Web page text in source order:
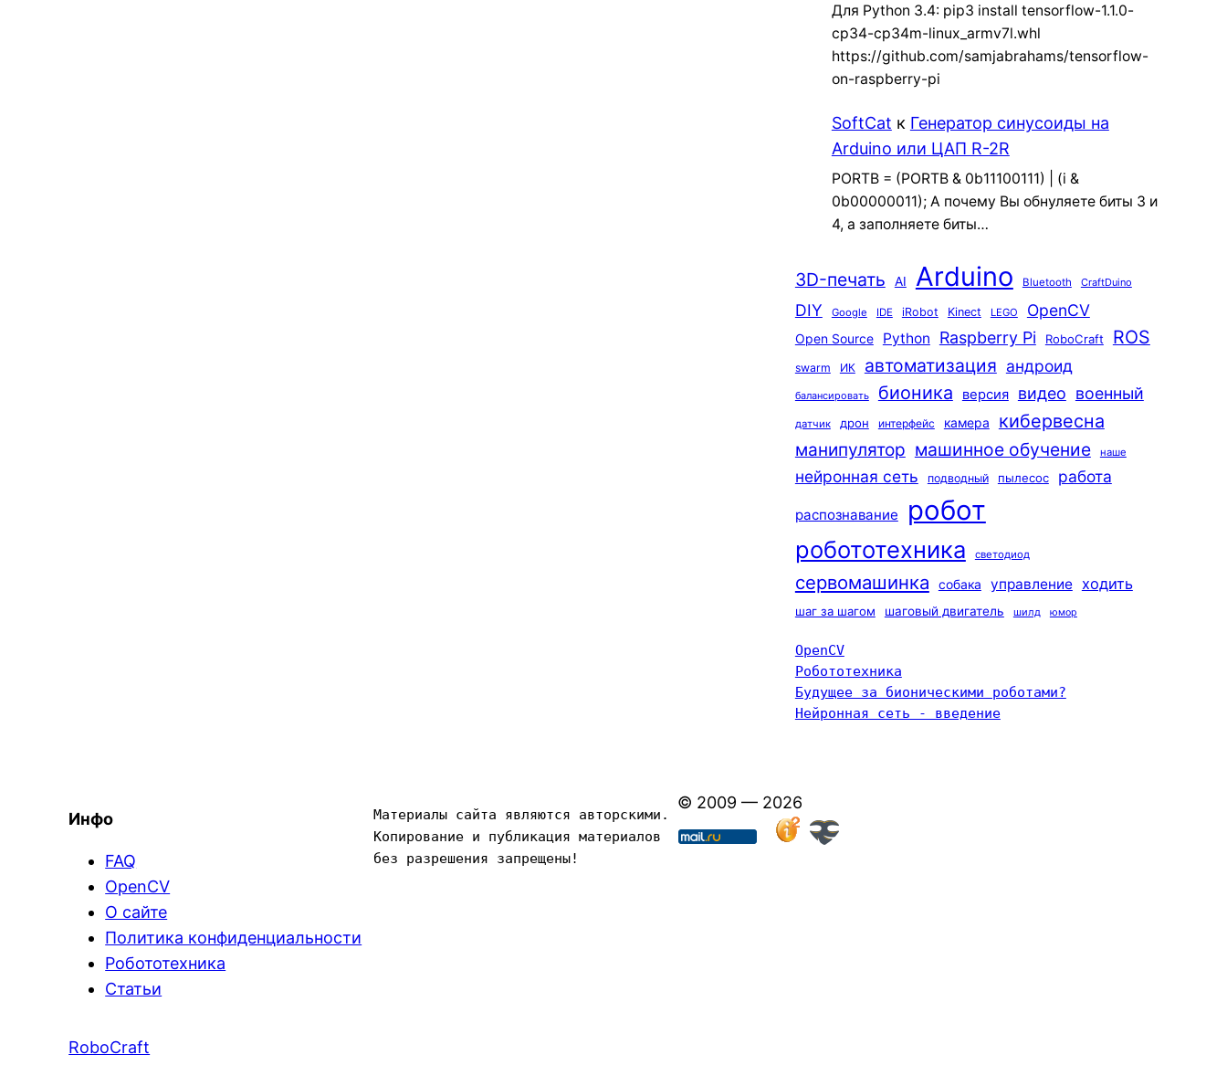
Для Python 3.4: pip3 install tensorflow-1.1.0-
cp34-cp34m-linux_armv7l.whl
https://github.com/samjabrahams/tensorflow-
on-raspberry-pi
SoftCat к Генератор синусоиды на
Arduino или ЦАП R-2R
PORTB = (PORTB & 0b11100111) | (i &
0b00000011); А почему Вы обнуляете биты 3 и
4, а заполняете биты…
3D-печать AI Arduino Bluetooth CraftDuino
DIY Google IDE iRobot Kinect LEGO OpenCV
Open Source Python Raspberry Pi RoboCraft ROS
swarm ИК автоматизация андроид
балансировать бионика версия видео военный
датчик дрон интерфейс камера кибервесна
манипулятор машинное обучение наше
нейронная сеть подводный пылесос работа
распознавание робот
робототехника светодиод
сервомашинка собака управление ходить
шаг за шагом шаговый двигатель шилд юмор
OpenCV
Робототехника
Будущее за бионическими роботами?
Нейронная сеть - введение
Инфо
FAQ
OpenCV
О сайте
Политика конфиденциальности
Робототехника
Статьи
Материалы сайта являются авторскими.
Копирование и публикация материалов
без разрешения запрещены!
© 2009 — 2026
RoboCraft